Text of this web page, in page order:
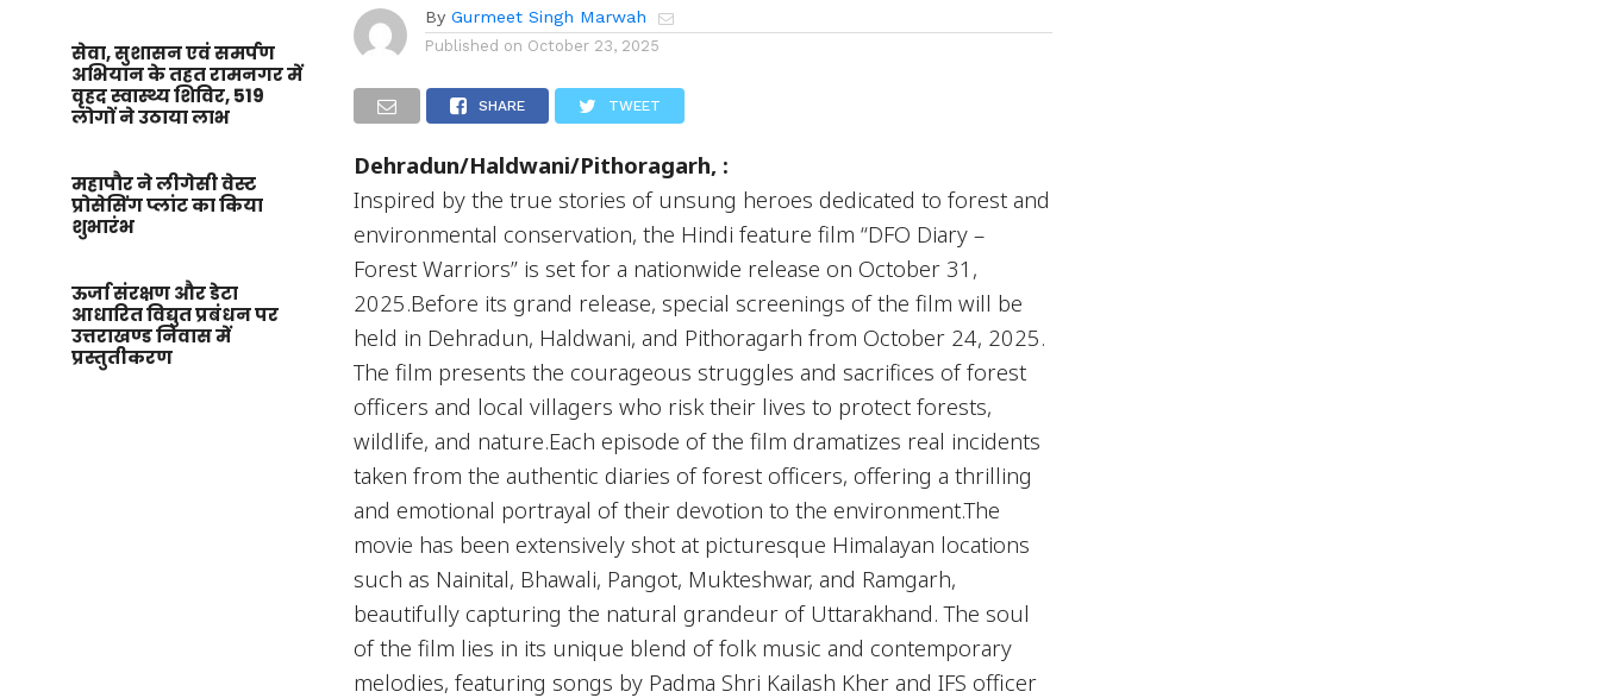
सेवा, सुशासन एवं समर्पण
अभियान के तहत रामनगर में
वृहद स्वास्थ्य शिविर, 519
लोगों ने उठाया लाभ
महापौर ने लीगेसी वेस्ट
प्रोसेसिंग प्लांट का किया
शुभारंभ
ऊर्जा संरक्षण और डेटा
आधारित विद्युत प्रबंधन पर
उत्तराखण्ड निवास में
प्रस्तुतीकरण
By Gurmeet Singh Marwah
Published on October 23, 2025
SHARE TWEET
Dehradun/Haldwani/Pithoragarh, :
Inspired by the true stories of unsung heroes dedicated to forest and
environmental conservation, the Hindi feature film “DFO Diary –
Forest Warriors” is set for a nationwide release on October 31,
2025.Before its grand release, special screenings of the film will be
held in Dehradun, Haldwani, and Pithoragarh from October 24, 2025.
The film presents the courageous struggles and sacrifices of forest
officers and local villagers who risk their lives to protect forests,
wildlife, and nature.Each episode of the film dramatizes real incidents
taken from the authentic diaries of forest officers, offering a thrilling
and emotional portrayal of their devotion to the environment.The
movie has been extensively shot at picturesque Himalayan locations
such as Nainital, Bhawali, Pangot, Mukteshwar, and Ramgarh,
beautifully capturing the natural grandeur of Uttarakhand. The soul
of the film lies in its unique blend of folk music and contemporary
melodies, featuring songs by Padma Shri Kailash Kher and IFS officer